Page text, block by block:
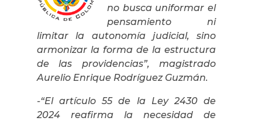
no busca uniformar el
pensamiento ni
limitar la autonomía judicial, sino
armonizar la forma de la estructura
de las providencias”, magistrado
Aurelio Enrique Rodríguez Guzmán.
-“El artículo 55 de la Ley 2430 de
2024 reafirma la necesidad de